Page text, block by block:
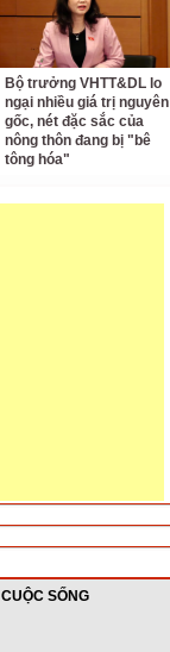
Bộ trưởng VHTT&DL lo
ngại nhiều giá trị nguyên
gốc, nét đặc sắc của
nông thôn đang bị "bê
tông hóa"
CUỘC SỐNG